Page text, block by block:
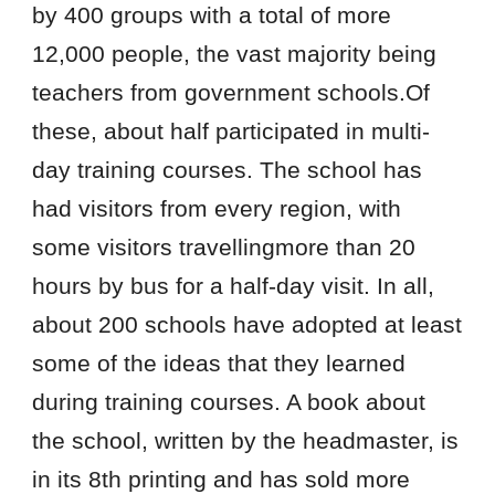
by 400 groups with a total of more
12,000 people, the vast majority being
teachers from government schools.Of
these, about half participated in multi-
day training courses. The school has
had visitors from every region, with
some visitors travellingmore than 20
hours by bus for a half-day visit. In all,
about 200 schools have adopted at least
some of the ideas that they learned
during training courses. A book about
the school, written by the headmaster, is
in its 8th printing and has sold more